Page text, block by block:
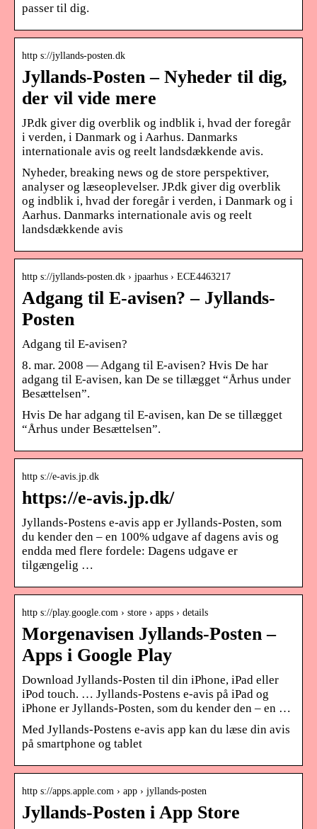
passer til dig.
http s://jyllands-posten.dk
Jyllands-Posten – Nyheder til dig,
der vil vide mere
JP.dk giver dig overblik og indblik i, hvad der foregår
i verden, i Danmark og i Aarhus. Danmarks
internationale avis og reelt landsdækkende avis.
Nyheder, breaking news og de store perspektiver,
analyser og læseoplevelser. JP.dk giver dig overblik
og indblik i, hvad der foregår i verden, i Danmark og i
Aarhus. Danmarks internationale avis og reelt
landsdækkende avis
http s://jyllands-posten.dk › jpaarhus › ECE4463217
Adgang til E-avisen? – Jyllands-
Posten
Adgang til E-avisen?
8. mar. 2008 — Adgang til E-avisen? Hvis De har
adgang til E-avisen, kan De se tillægget “Århus under
Besættelsen”.
Hvis De har adgang til E-avisen, kan De se tillægget
“Århus under Besættelsen”.
http s://e-avis.jp.dk
https://e-avis.jp.dk/
Jyllands-Postens e-avis app er Jyllands-Posten, som
du kender den – en 100% udgave af dagens avis og
endda med flere fordele: Dagens udgave er
tilgængelig …
http s://play.google.com › store › apps › details
Morgenavisen Jyllands-Posten –
Apps i Google Play
Download Jyllands-Posten til din iPhone, iPad eller
iPod touch. … Jyllands-Postens e-avis på iPad og
iPhone er Jyllands-Posten, som du kender den – en …
Med Jyllands-Postens e-avis app kan du læse din avis
på smartphone og tablet
http s://apps.apple.com › app › jyllands-posten
Jyllands-Posten i App Store